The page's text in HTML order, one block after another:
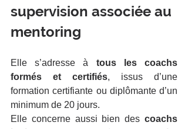
supervision associée au
mentoring
Elle s’adresse à tous les coachs
formés et certifiés, issus d’une
formation certifiante ou diplômante d’un
minimum de 20 jours.
Elle concerne aussi bien des coachs